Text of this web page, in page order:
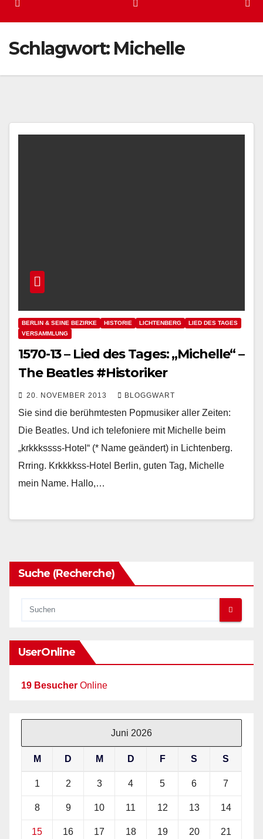
Schlagwort: Michelle
BERLIN & SEINE BEZIRKE HISTORIE LICHTENBERG
LIED DES TAGES
VERSAMMLUNG
1570-13 – Lied des Tages: „Michelle“ –
The Beatles #Historiker
20. NOVEMBER 2013 BLOGGWART
Sie sind die berühmtesten Popmusiker aller Zeiten:
Die Beatles. Und ich telefoniere mit Michelle beim
„krkkkssss-Hotel“ (* Name geändert) in Lichtenberg.
Rrring. Krkkkkss-Hotel Berlin, guten Tag, Michelle
mein Name. Hallo,…
Suche (Recherche)
UserOnline
19 Besucher Online
Juni 2026
M D M D F S S
1 2 3 4 5 6 7
8 9 10 11 12 13 14
15 16 17 18 19 20 21